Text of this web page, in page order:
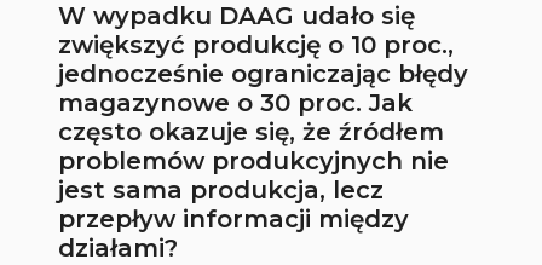
W wypadku DAAG udało się
zwiększyć produkcję o 10 proc.,
jednocześnie ograniczając błędy
magazynowe o 30 proc. Jak
często okazuje się, że źródłem
problemów produkcyjnych nie
jest sama produkcja, lecz
przepływ informacji między
działami?